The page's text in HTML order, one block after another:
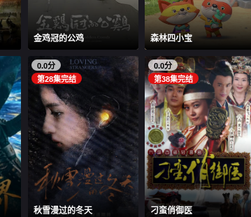
金鸡冠的公鸡 森林四小宝
0.0分
第28集完结
秋雪漫过的冬天
0.0分
第38集完结
刁蛮俏御医